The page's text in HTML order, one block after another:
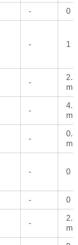
- 0
- 1
-
2.2
-
4.2
-
0.8
- 0
- 0
-
2.2